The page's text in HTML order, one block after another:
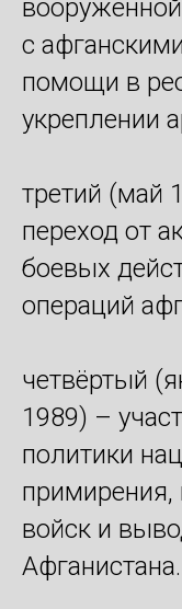
с
помощи в
укреплении
третий (май
переход от
боевых
операций
четвёртый
1989) –
политики
примирения,
войск и
Афганистана.